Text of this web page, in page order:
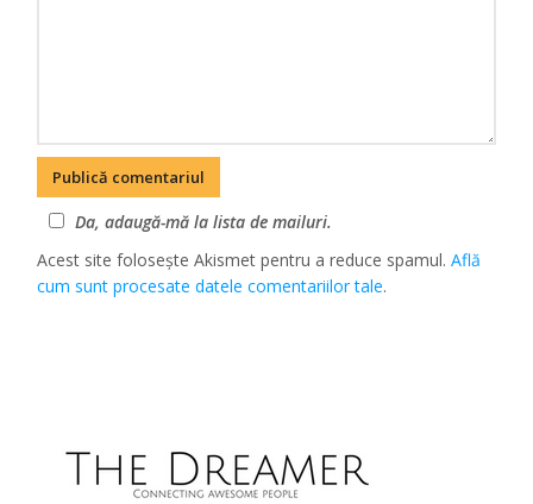
Da, adaugă-mă la lista de mailuri.
Acest site folosește Akismet pentru a reduce spamul.Află
cum sunt procesate datele comentariilor tale.